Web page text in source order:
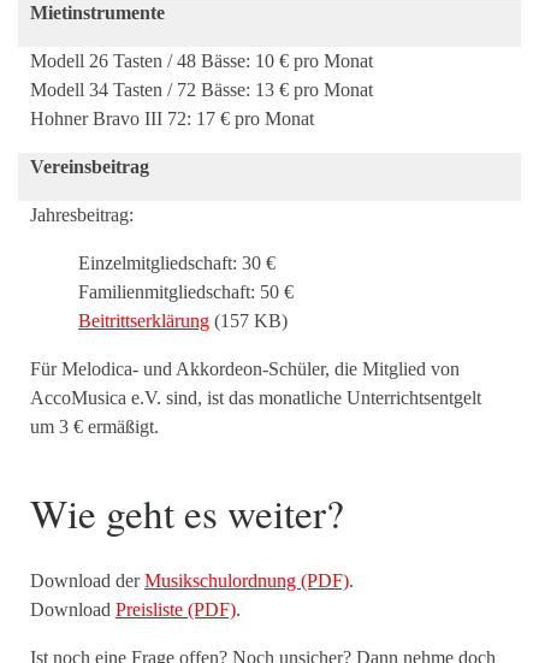
Mietinstrumente
Modell 26 Tasten / 48 Bässe: 10 € pro Monat
Modell 34 Tasten / 72 Bässe: 13 € pro Monat
Hohner Bravo III 72: 17 € pro Monat
Vereinsbeitrag
Jahresbeitrag:
Einzelmitgliedschaft: 30 €
Familienmitgliedschaft: 50 €
Beitrittserklärung (157 KB)
Für Melodica- und Akkordeon-Schüler, die Mitglied von
AccoMusica e.V. sind, ist das monatliche Unterrichtsentgelt
um 3 € ermäßigt.
Wie geht es weiter?
Download derMusikschulordnung (PDF).
Download Preisliste (PDF).
Ist noch eine Frage offen? Noch unsicher? Dann nehme doch